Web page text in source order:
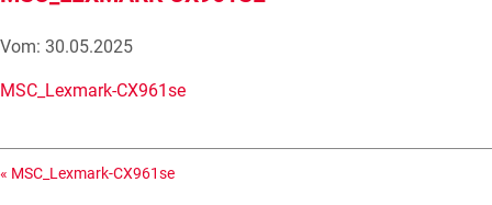
Vom: 30.05.2025
MSC_Lexmark-CX961se
« MSC_Lexmark-CX961se